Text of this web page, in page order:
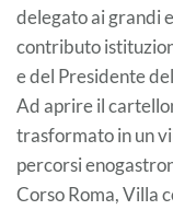
delegato ai grandi
contributo
e del Presidente
Ad aprire il
trasformato in un
percorsi
Corso Roma, Villa